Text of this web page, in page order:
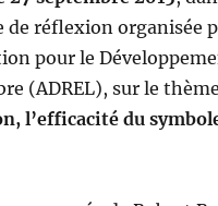
de réflexion organisée
pour le
(ADREL), sur le
l’efficacité du